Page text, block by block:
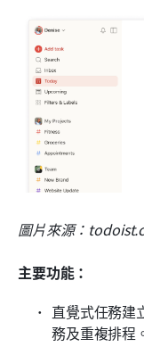
圖片來源：
主要功能：
直覺式任務建
務及重複排程